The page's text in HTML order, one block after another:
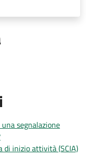
segnalazione
di inizio attività (SCIA)